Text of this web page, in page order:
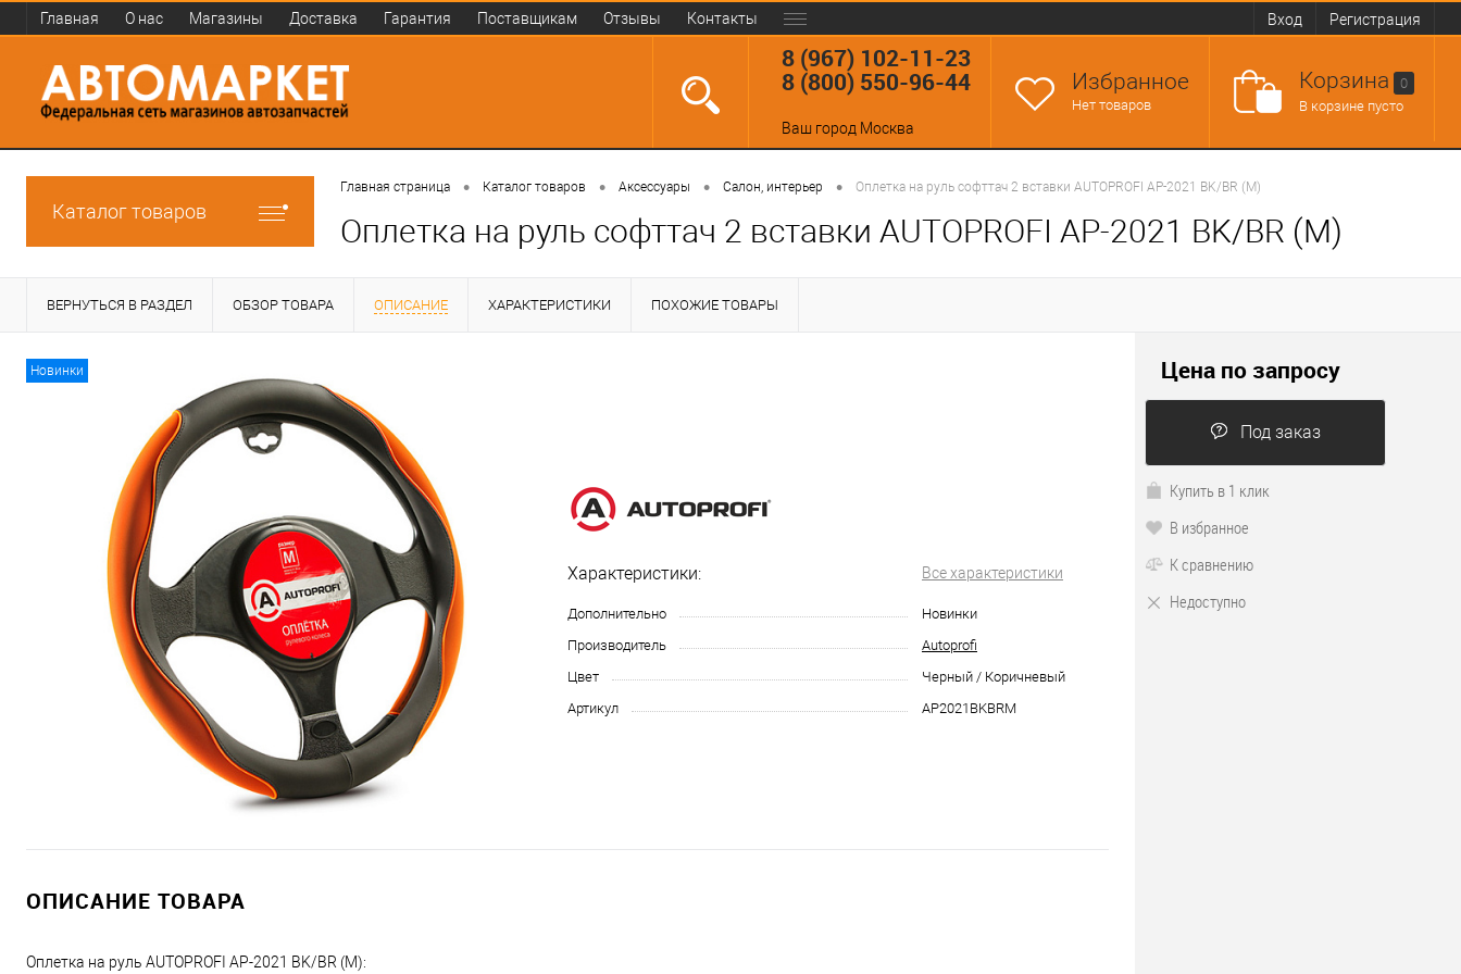
Главная О нас Магазины Доставка Гарантия Поставщикам Отзывы Контакты Вход Регистрация
8 (967) 102-11-23
8 (800) 550-96-44
Ваш город Москва
Избранное
Нет товаров
Корзина
0
В корзине пусто
Каталог товаров
Главная страница • Каталог товаров • Аксессуары • Салон, интерьер • Оплетка на руль софттач 2 вставки AUTOPROFI AP-2021 BK/BR (M)
Оплетка на руль софттач 2 вставки AUTOPROFI AP-2021 BK/BR (M)
ВЕРНУТЬСЯ В РАЗДЕЛ ОБЗОР ТОВАРА ОПИСАНИЕ ХАРАКТЕРИСТИКИ ПОХОЖИЕ ТОВАРЫ
Новинки
Характеристики: Все характеристики
Дополнительно
Новинки
Производитель
Autoprofi
Цвет
Черный / Коричневый
Артикул
AP2021BKBRM
ОПИСАНИЕ ТОВАРА
Оплетка на руль AUTOPROFI AP-2021 BK/BR (M):
Цена по запросу
Под заказ
Купить в 1 клик
В избранное
К сравнению
Недоступно